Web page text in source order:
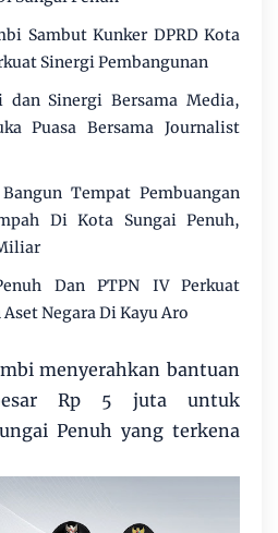
Sambut Kunker DPRD Kota
Sinergi Pembangunan
dan Sinergi Bersama Media,
Puasa Bersama Journalist
Tempat Pembuangan
Di Kota Sungai Penuh,
Dan PTPN IV Perkuat
Negara Di Kayu Aro
menyerahkan bantuan
Rp 5 juta untuk
Penuh yang terkena